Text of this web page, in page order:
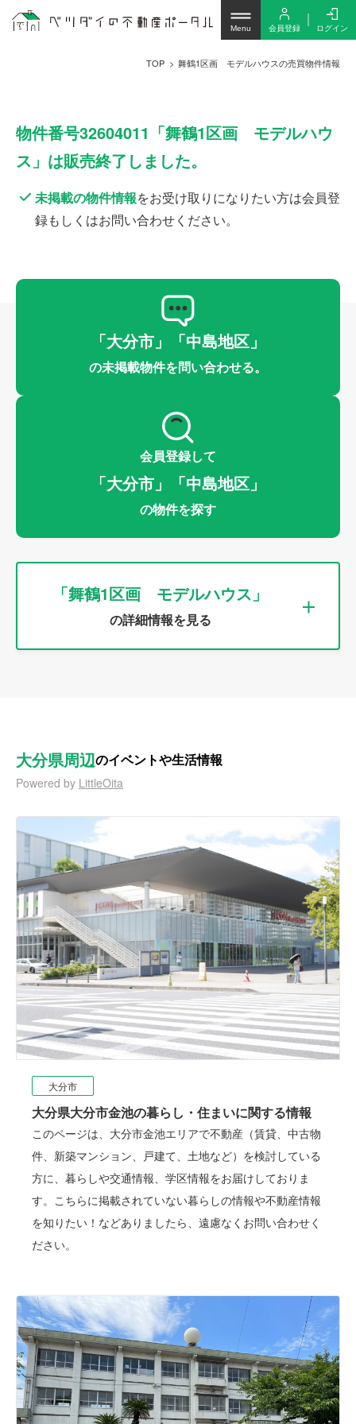
Menu 会員登録 ログイン
TOP 舞鶴1区画 モデルハウスの売買物件情報
物件番号32604011「舞鶴1区画 モデルハウ
ス」は販売終了しました。
未掲載の物件情報をお受け取りになりたい方は会員登
録もしくはお問い合わせください。
「大分市」「中島地区」
の未掲載物件を問い合わせる。
会員登録して
「大分市」「中島地区」
の物件を探す
「舞鶴1区画 モデルハウス」
の詳細情報を見る
大分県周辺のイベントや生活情報
Powered by LittleOita
大分市
大分県大分市金池の暮らし・住まいに関する情報
このページは、大分市金池エリアで不動産（賃貸、中古物
件、新築マンション、戸建て、土地など）を検討している
方に、暮らしや交通情報、学区情報をお届けしておりま
す。こちらに掲載されていない暮らしの情報や不動産情報
を知りたい！などありましたら、遠慮なくお問い合わせく
ださい。